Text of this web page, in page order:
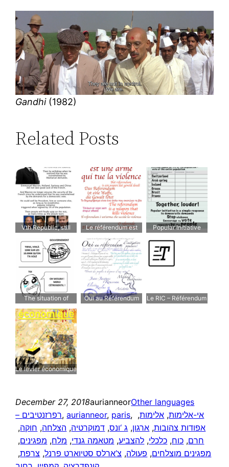
Gandhi(1982)
Related Posts
Vth Republic, still
there…
Le référendum est
une arme qui tue la
violence
Popular Initiative
The situation of
yellow vests today
Oui au Référendum
Le RIC – Référendum
Le levier économique
December 27, 2018aurianneorOther languages
– רפרזנטיבים, aurianneor, paris, אי-אלימות, אלימות,
אפודות צהובות, ארגון, ג ‘ונס, דמוקרטיה, הצלחה, חוקה,
חרם, כוח, כלכלי, להצביע, מטאמה גנדי, מלח, מפגינים,
מפגינים מוצלחים, פעולה, צ’ארלס סטיוארט פרנל, צרפת,